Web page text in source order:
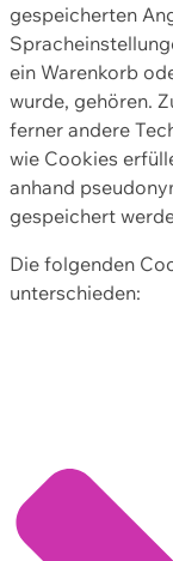
gespeicherten
ein Warenkorb
wurde, gehören.
ferner andere
wie Cookies
anhand
gespeichert
Die folgenden
unterschieden: